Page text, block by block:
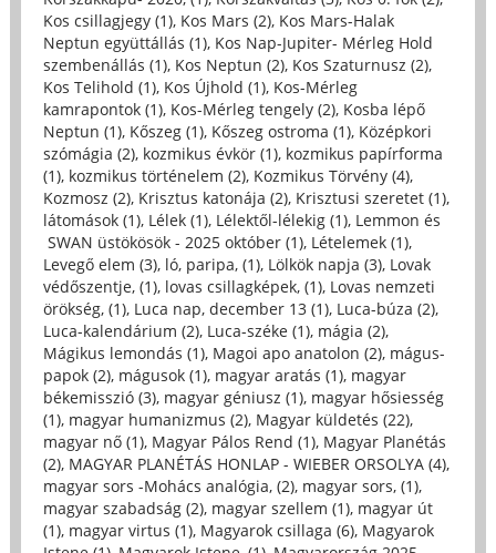
Kos csillagjegy (1), Kos Mars (2), Kos Mars-Halak
Neptun együttállás (1), Kos Nap-Jupiter- Mérleg Hold
szembenállás (1), Kos Neptun (2), Kos Szaturnusz (2),
Kos Telihold (1), Kos Újhold (1), Kos-Mérleg
kamrapontok (1), Kos-Mérleg tengely (2), Kosba lépő
Neptun (1), Kőszeg (1), Kőszeg ostroma (1), Középkori
szómágia (2), kozmikus évkör (1), kozmikus papírforma
(1), kozmikus történelem (2), Kozmikus Törvény (4),
Kozmosz (2), Krisztus katonája (2), Krisztusi szeretet (1),
látomások (1), Lélek (1), Lélektől-lélekig (1), Lemmon és
SWAN üstökösök - 2025 október (1), Lételemek (1),
Levegő elem (3), ló, paripa, (1), Lölkök napja (3), Lovak
védőszentje, (1), lovas csillagképek, (1), Lovas nemzeti
örökség, (1), Luca nap, december 13 (1), Luca-búza (2),
Luca-kalendárium (2), Luca-széke (1), mágia (2),
Mágikus lemondás (1), Magoi apo anatolon (2), mágus-
papok (2), mágusok (1), magyar aratás (1), magyar
békemisszió (3), magyar géniusz (1), magyar hősiesség
(1), magyar humanizmus (2), Magyar küldetés (22),
magyar nő (1), Magyar Pálos Rend (1), Magyar Planétás
(2), MAGYAR PLANÉTÁS HONLAP - WIEBER ORSOLYA (4),
magyar sors -Mohács analógia, (2), magyar sors, (1),
magyar szabadság (2), magyar szellem (1), magyar út
(1), magyar virtus (1), Magyarok csillaga (6), Magyarok